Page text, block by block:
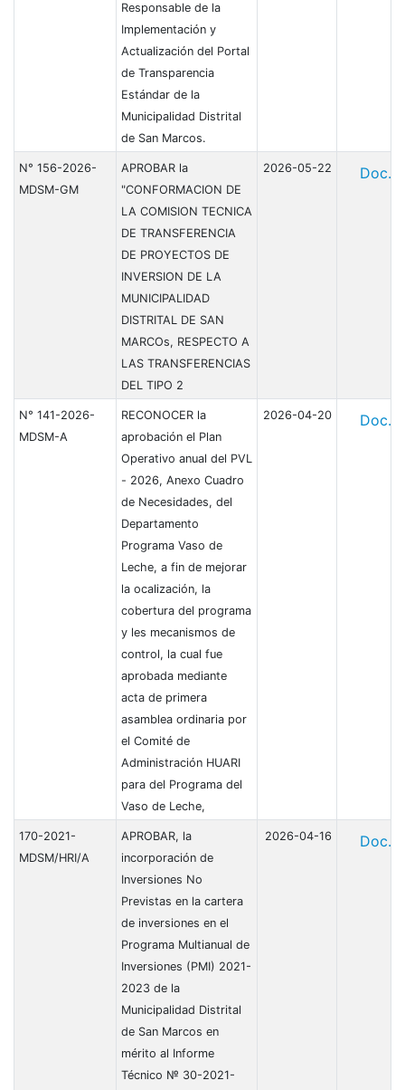
Responsable de la
Implementación y
Actualización del Portal
de Transparencia
Estándar de la
Municipalidad Distrital
de San Marcos.
N° 156-2026-
MDSM-GM
APROBAR la
"CONFORMACION DE
LA COMISION TECNICA
DE TRANSFERENCIA
DE PROYECTOS DE
INVERSION DE LA
MUNICIPALIDAD
DISTRITAL DE SAN
MARCOs, RESPECTO A
LAS TRANSFERENCIAS
DEL TIPO 2
2026-05-22 Doc.
N° 141-2026-
MDSM-A
RECONOCER la
aprobación el Plan
Operativo anual del PVL
- 2026, Anexo Cuadro
de Necesidades, del
Departamento
Programa Vaso de
Leche, a fin de mejorar
la ocalización, la
cobertura del programa
y les mecanismos de
control, la cual fue
aprobada mediante
acta de primera
asamblea ordinaria por
el Comité de
Administración HUARI
para del Programa del
Vaso de Leche,
2026-04-20 Doc.
170-2021-
MDSM/HRI/А
APROBAR, la
incorporación de
Inversiones No
Previstas en la cartera
de inversiones en el
Programa Multianual de
Inversiones (PMI) 2021-
2023 de la
Municipalidad Distrital
de San Marcos en
mérito al Informe
Técnico № 30-2021-
2026-04-16 Doc.